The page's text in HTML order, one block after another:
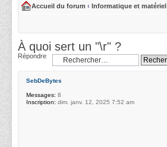
Accueil du forum ‹ Informatique et matériel
À quoi sert un "\r" ?
Répondre
SebDeBytes
Messages: 8
Inscription: dim. janv. 12, 2025 7:52 am